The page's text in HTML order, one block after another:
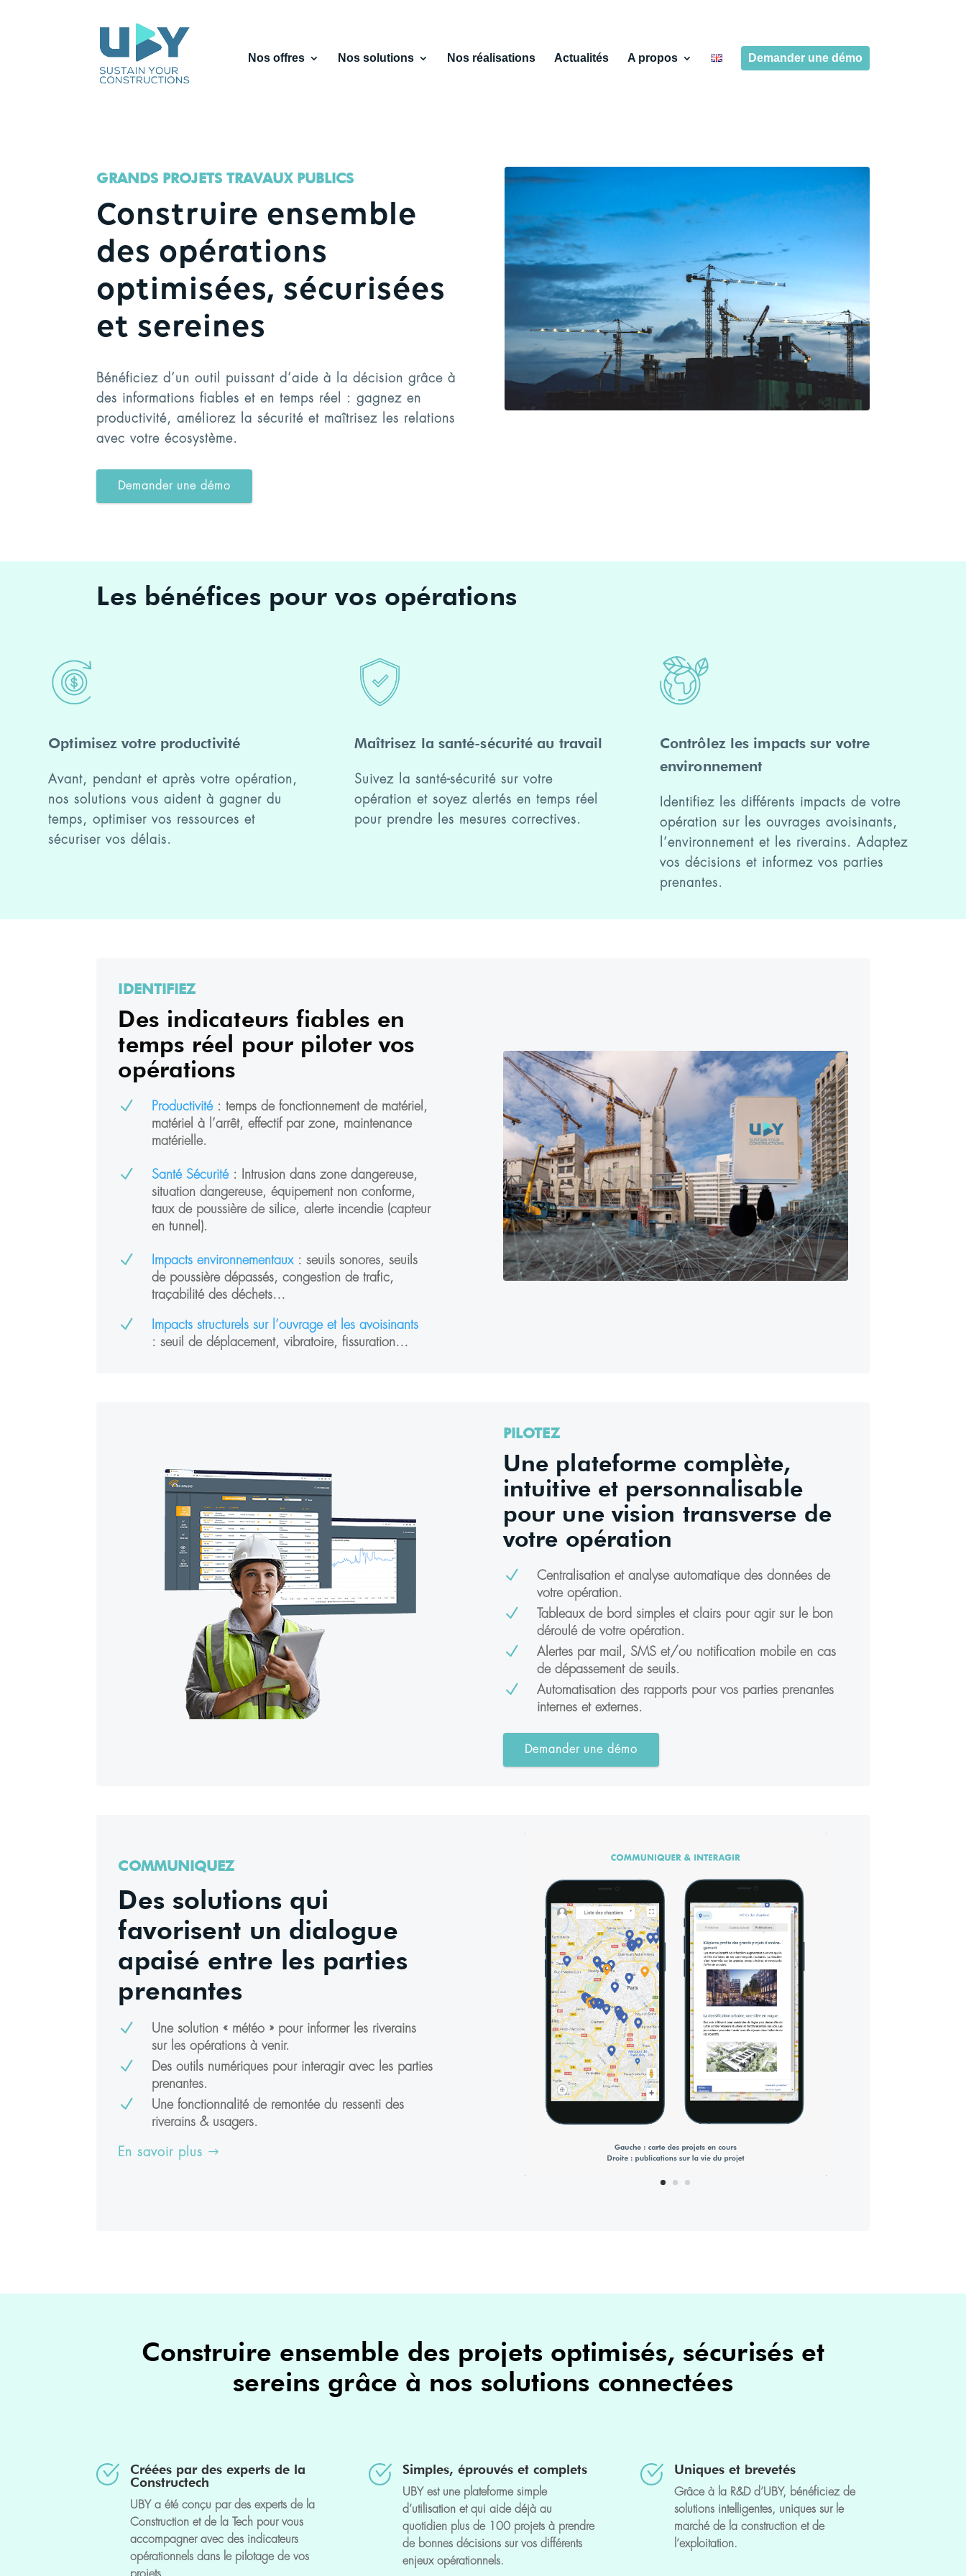
Nos offres Nos solutions Nos réalisations Actualités A propos Demander une démo
GRANDS PROJETS TRAVAUX PUBLICS
Construire ensemble
des opérations
optimisées, sécurisées
et sereines
Bénéficiez d’un outil puissant d’aide à la décision grâce à
des informations fiables et en temps réel : gagnez en
productivité, améliorez la sécurité et maîtrisez les relations
avec votre écosystème.
Demander une démo
Les bénéfices pour vos opérations
Optimisez votre productivité
Avant, pendant et après votre opération,
nos solutions vous aident à gagner du
temps, optimiser vos ressources et
sécuriser vos délais.
Maîtrisez la santé-sécurité au travail
Suivez la santé-sécurité sur votre
opération et soyez alertés en temps réel
pour prendre les mesures correctives.
Contrôlez les impacts sur votre
environnement
Identifiez les différents impacts de votre
opération sur les ouvrages avoisinants,
l’environnement et les riverains. Adaptez
vos décisions et informez vos parties
prenantes.
IDENTIFIEZ
Des indicateurs fiables en
temps réel pour piloter vos
opérations
N Productivité: temps de fonctionnement de matériel,
matériel à l’arrêt, effectif par zone, maintenance
matérielle.
N Santé Sécurité:
Intrusion dans zone dangereuse,
situation dangereuse, équipement non conforme,
taux de poussière de silice, alerte incendie (capteur
en tunnel).
N Impacts environnementaux: seuils sonores, seuils
de poussière dépassés, congestion de trafic,
traçabilité des déchets…
N
Impacts structurels sur l’ouvrage et les avoisinants
: seuil de déplacement, vibratoire, fissuration…
PILOTEZ
Une plateforme complète,
intuitive et personnalisable
pour une vision transverse de
votre opération
N
Centralisation et analyse automatique des données de
votre opération.
N
Tableaux de bord simples et clairs pour agir sur le bon
déroulé de votre opération.
N
Alertes par mail, SMS et/ou notification mobile en cas
de dépassement de seuils.
N
Automatisation des rapports pour vos parties prenantes
internes et externes.
Demander une démo
COMMUNIQUEZ
Des solutions qui
favorisent un dialogue
apaisé entre les parties
prenantes
N
Une solution « météo » pour informer les riverains
sur les opérations à venir.
N
Des outils numériques pour interagir avec les parties
prenantes.
N
Une fonctionnalité de remontée du ressenti des
riverains & usagers.
En savoir plus
Construire ensemble des projets optimisés, sécurisés et
sereins grâce à nos solutions connectées
Créées par des experts de la
Constructech
UBY a été conçu par des experts de la
Construction et de la Tech pour vous
accompagner avec des indicateurs
opérationnels dans le pilotage de vos
Simples, éprouvés et complets
UBY est une plateforme simple
d’utilisation et qui aide déjà au
quotidien plus de 100 projets à prendre
de bonnes décisions sur vos différents
enjeux opérationnels.
Uniques et brevetés
Grâce à la R&D d’UBY, bénéficiez de
solutions intelligentes, uniques sur le
marché de la construction et de
l’exploitation.